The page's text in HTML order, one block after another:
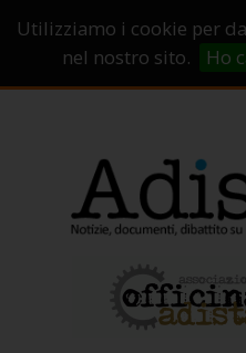
Utilizziamo i cookie per
nel nostro sito.
Ho